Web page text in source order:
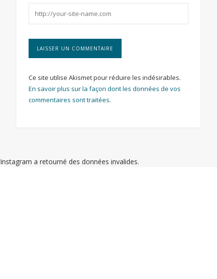
Ce site utilise Akismet pour réduire les indésirables.
En savoir plus sur la façon dont les données de vos
commentaires sont traitées.
Instagram a retourné des données invalides.